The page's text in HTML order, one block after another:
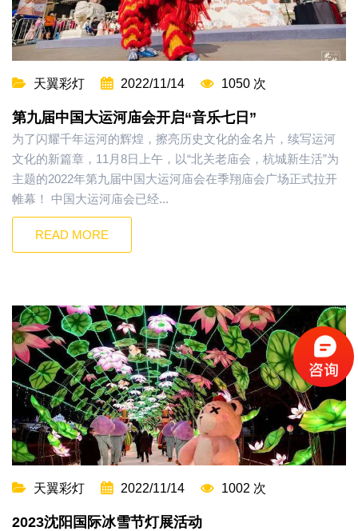
天翼彩灯 2022/11/14 1050 次
第九届中国大运河庙会开启“音乐七日”
为了闪耀千年运河的辉煌，擦亮历史文化的金名片，续写运河
文化的新篇章，11月8日上午，以“北关老庙会，杭城新生活”为
主题的2022年第九届中国大运河庙会在季翔庙会广场正式拉开
帷幕！ 中国大运河庙会已经...
READ MORE
天翼彩灯 2022/11/14 1002 次
2023沈阳国际冰雪节灯展活动